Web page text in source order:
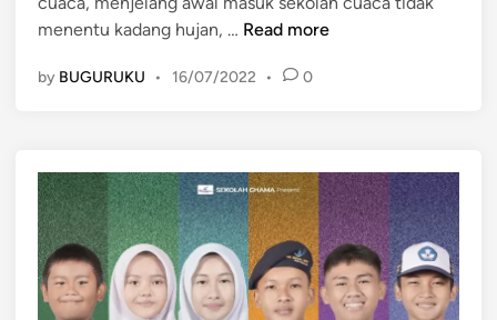
i
n
menentu kadang hujan, … S
b
m
b
e
r
a
Read more
by BUGURUKU • 16/07/2022 • 0